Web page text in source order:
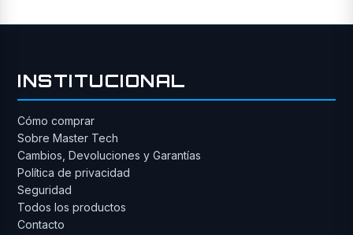
INSTITUCIONAL
Cómo comprar
Sobre Master Tech
Cambios, Devoluciones y Garantías
Política de privacidad
Seguridad
Todos los productos
Contacto